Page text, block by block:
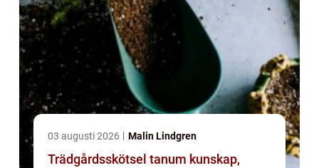
03 augusti 2026 Malin Lindgren
Trädgårdsskötsel tanum kunskap,